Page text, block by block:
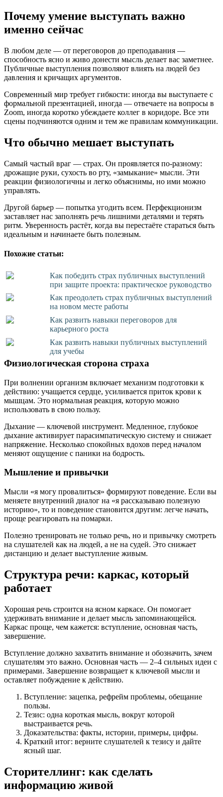
Почему умение выступать важно
именно сейчас
В любом деле — от переговоров до преподавания —
способность ясно и живо донести мысль делает вас заметнее.
Публичные выступления позволяют влиять на людей без
давления и кричащих аргументов.
Современный мир требует гибкости: иногда вы выступаете с
формальной презентацией, иногда — отвечаете на вопросы в
Zoom, иногда коротко убеждаете коллег в коридоре. Все эти
сцены подчиняются одним и тем же правилам коммуникации.
Что обычно мешает выступать
Самый частый враг — страх. Он проявляется по-разному:
дрожащие руки, сухость во рту, «замыкание» мысли. Эти
реакции физиологичны и легко объяснимы, но ими можно
управлять.
Другой барьер — попытка угодить всем. Перфекционизм
заставляет нас заполнять речь лишними деталями и терять
ритм. Уверенность растёт, когда вы перестаёте стараться быть
идеальным и начинаете быть полезным.
Похожие статьи:
Как победить страх публичных выступлений
при защите проекта: практическое руководство
Как преодолеть страх публичных выступлений
на новом месте работы
Как развить навыки переговоров для
карьерного роста
Как развить навыки публичных выступлений
для учебы
Физиологическая сторона страха
При волнении организм включает механизм подготовки к
действию: учащается сердце, усиливается приток крови к
мышцам. Это нормальная реакция, которую можно
использовать в свою пользу.
Дыхание — ключевой инструмент. Медленное, глубокое
дыхание активирует парасимпатическую систему и снижает
напряжение. Несколько спокойных вдохов перед началом
меняют ощущение с паники на бодрость.
Мышление и привычки
Мысли «я могу провалиться» формируют поведение. Если вы
меняете внутренний диалог на «я рассказываю полезную
историю», то и поведение становится другим: легче начать,
проще реагировать на помарки.
Полезно тренировать не только речь, но и привычку смотреть
на слушателей как на людей, а не на судей. Это снижает
дистанцию и делает выступление живым.
Структура речи: каркас, который
работает
Хорошая речь строится на ясном каркасе. Он помогает
удерживать внимание и делает мысль запоминающейся.
Каркас проще, чем кажется: вступление, основная часть,
завершение.
Вступление должно захватить внимание и обозначить, зачем
слушателям это важно. Основная часть — 2–4 сильных идеи с
примерами. Завершение возвращает к ключевой мысли и
оставляет побуждение к действию.
Вступление: зацепка, рефрейм проблемы, обещание
пользы.
Тезис: одна короткая мысль, вокруг которой
выстраивается речь.
Доказательства: факты, истории, примеры, цифры.
Краткий итог: верните слушателей к тезису и дайте
ясный шаг.
Сторителлинг: как сделать
информацию живой